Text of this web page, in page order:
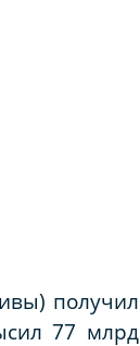
получил
77 млрд